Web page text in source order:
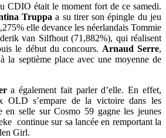
CDIO était le moment fort de ce samedi.
Truppa a su tirer son épingle du jeu
elle devance les néerlandais Tommie
van Silfhout (71,882%), qui réalisent
le début du concours. Arnaud Serre,
la septième place avec une moyenne de
a également fait parler d’elle. En effet,
OLD s’empare de la victoire dans les
en selle sur Cosmo 59 gagne les jeunes
continue sur sa lancée en remportant la
Girl.